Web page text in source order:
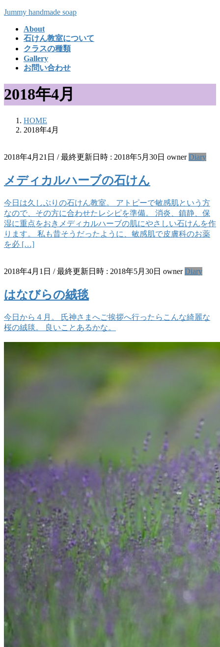
コ
キ
ッ
プ
ナ
に
移
動
Jummy handmade soap
About
石けん教室について
クラスの種類
Gallery
お問い合わせ
2018年4月
HOME
2018年4月
2018年4月21日 / 最終更新日時 : 2018年5月30日 owner Diary
メディカルハーブの石けん
今日は久しぶりの石けん教室。 アトピーで敏感肌という方
なので、その方に合わせたレシピを準備。 消炎、鎮静、保
湿に重点をおきメディカルハーブの肌にやさしい石けんを作
ります。 私も昔そうだったように、敏感肌で皮膚科のお薬
を必 […]
2018年4月1日 / 最終更新日時 : 2018年5月30日 owner Diary
はなびらの絨毯
今日から４月。 氏神さまへご挨拶へ行ったらこんな綺麗な
桜の絨毯。 良いことあるかな。